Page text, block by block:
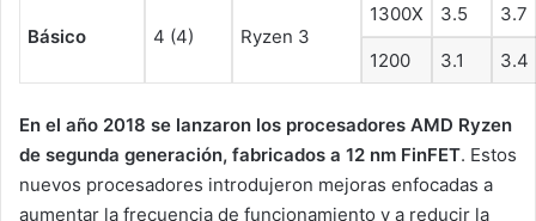
Básico 4 (4) Ryzen 3
1300X 3.5 3.7
1200 3.1 3.4
En el año 2018 se lanzaron los procesadores AMD Ryzen
de segunda generación, fabricados a 12 nm FinFET. Estos
nuevos procesadores introdujeron mejoras enfocadas a
aumentar la frecuencia de funcionamiento y a reducir la